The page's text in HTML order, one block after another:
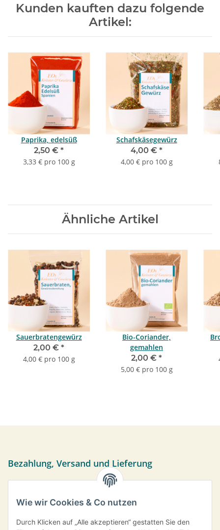
Kunden kauften dazu folgende
Artikel:
Paprika, edelsüß
2,50 € *
3,33 € pro 100 g
Schafskäsegewürz
4,00 € *
4,00 € pro 100 g
Ähnliche Artikel
Sauerbratengewürz
2,00 € *
4,00 € pro 100 g
Bio-Coriander,
gemahlen
2,00 € *
5,00 € pro 100 g
Bezahlung, Versand und Lieferung
Sie können per Vorkasse, PayPal oder bei Abholung bar
übermittelt.
Versand frei ab einem Bestellwert von 35,- € innerhalb
Wie wir Cookies & Co nutzen
Durch Klicken auf „Alle akzeptieren“ gestatten Sie den